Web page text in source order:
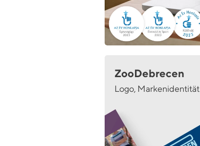
ZooDebrecen
Logo, Markenidentität